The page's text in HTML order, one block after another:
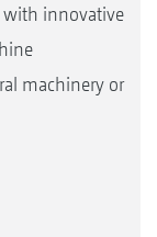
with innovative
machinery or